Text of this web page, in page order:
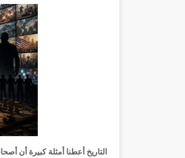
التاريخ أعطنا أمثلة كبيرة أن